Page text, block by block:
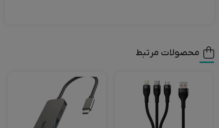
محصولات مرتبط